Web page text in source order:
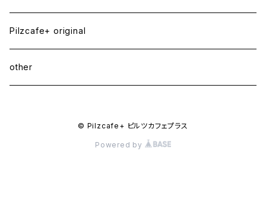
Pilzcafe+ original
other
© Pilzcafe+ ピルツカフェプラス
Powered by